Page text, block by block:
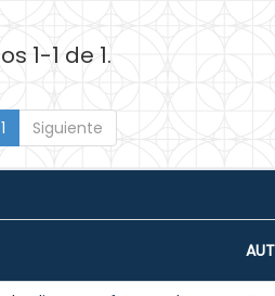
1-1 de 1.
1 Siguiente